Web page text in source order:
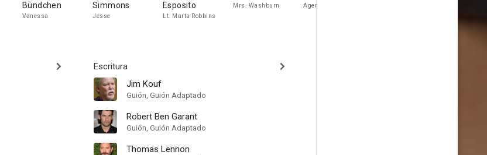
Bündchen
Vanessa
Simmons
Jesse
Esposito
Lt. Marta Robbins
Mrs. Washburn Agent Mullins
Escritura
Jim Kouf
Guión, Guión Adaptado
Robert Ben Garant
Guión, Guión Adaptado
Thomas Lennon